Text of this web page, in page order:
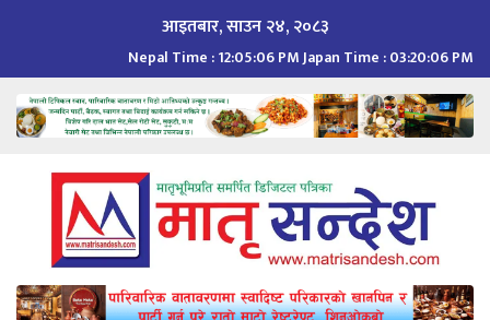
आइतबार, साउन २४, २०८३
Nepal Time :12:05:07 PMJapan Time :03:20:07 PM